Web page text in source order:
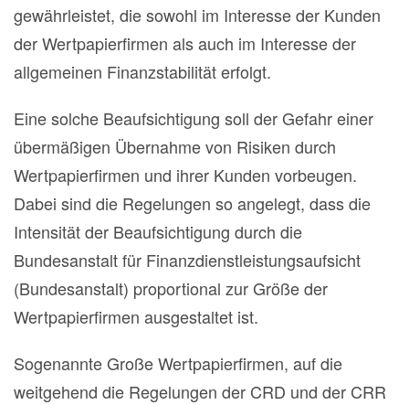
gewährleistet, die sowohl im Interesse der Kunden
der Wertpapierfirmen als auch im Interesse der
allgemeinen Finanzstabilität erfolgt.
Eine solche Beaufsichtigung soll der Gefahr einer
übermäßigen Übernahme von Risiken durch
Wertpapierfirmen und ihrer Kunden vorbeugen.
Dabei sind die Regelungen so angelegt, dass die
Intensität der Beaufsichtigung durch die
Bundesanstalt für Finanzdienstleistungsaufsicht
(Bundesanstalt) proportional zur Größe der
Wertpapierfirmen ausgestaltet ist.
Sogenannte Große Wertpapierfirmen, auf die
weitgehend die Regelungen der CRD und der CRR